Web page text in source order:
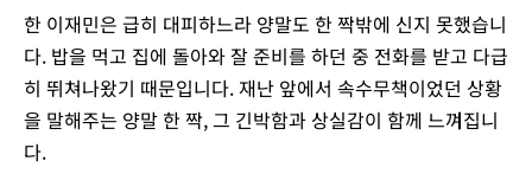
한 이재민은 급히 대피하느라 양말도 한 짝밖에 신지 못했습니
다. 밥을 먹고 집에 돌아와 잘 준비를 하던 중 전화를 받고 다급
히 뛰쳐나왔기 때문입니다. 재난 앞에서 속수무책이었던 상황
을 말해주는 양말 한 짝, 그 긴박함과 상실감이 함께 느껴집니
다.